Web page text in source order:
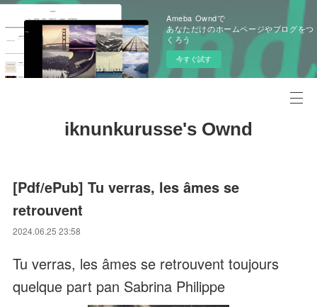
Ameba Owndで
あなただけのホームページやブログをつ
くろう
今すぐ試す
iknunkurusse's Ownd
[Pdf/ePub] Tu verras, les âmes se
retrouvent
2024.06.25 23:58
Tu verras, les âmes se retrouvent toujours
quelque part pan Sabrina Philippe